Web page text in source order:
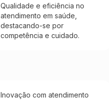
Qualidade e eficiência no
atendimento em saúde,
destacando-se por
competência e cuidado.
Inovação com atendimento